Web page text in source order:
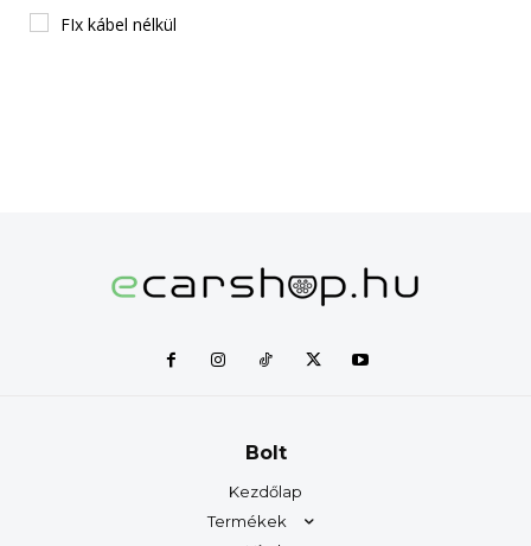
FIx kábel nélkül
Bolt
Kezdőlap
Termékek